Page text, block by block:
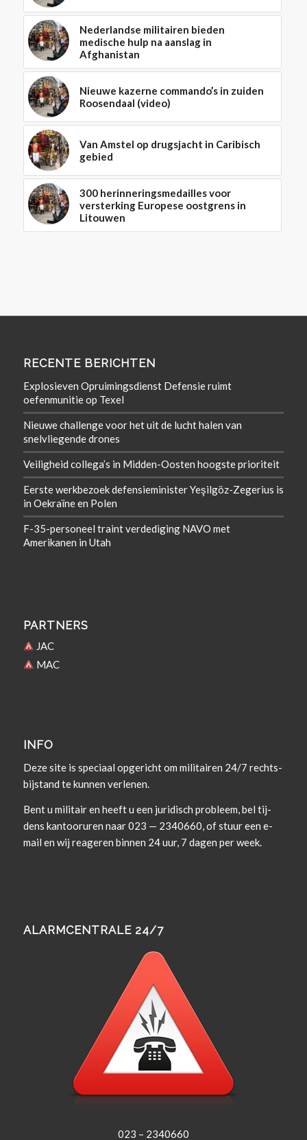
Nederlandse militairen bieden
medische hulp na aanslag in
Afghanistan
Nieuwe kazerne commando’s in zuiden
Roosendaal (video)
Van Amstel op drugsjacht in Caribisch
gebied
300 herinneringsmedailles voor
versterking Europese oostgrens in
Litouwen
RECENTE BERICHTEN
Explosieven Opruimingsdienst Defensie ruimt
oefenmunitie op Texel
Nieuwe challenge voor het uit de lucht halen van
snelvliegende drones
Veiligheid collega’s in Midden-Oosten hoogste prioriteit
Eerste werkbezoek defensieminister Yeşilgöz-Zegerius is
in Oekraïne en Polen
F-35-personeel traint verdediging NAVO met
Amerikanen in Utah
PARTNERS
JAC
MAC
INFO
Deze site is spe­ci­aal opgericht om militairen 24/7 rechts­
bi­j­s­tand te kun­nen verlenen.
Bent u militair en heeft u een juridisch prob­leem, bel tij­
dens kan­tooruren naar 023 — 2340660, of stuur een e-
mail en wij rea­geren bin­nen 24 uur, 7 dagen per week.
ALARMCENTRALE 24/7
023 – 2340660